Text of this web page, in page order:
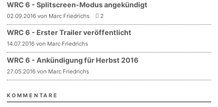
WRC 6 - Splitscreen-Modus angekündigt
02.09.2016 von Marc Friedrichs 2
WRC 6 - Erster Trailer veröffentlicht
14.07.2016 von Marc Friedrichs
WRC 6 - Ankündigung für Herbst 2016
27.05.2016 von Marc Friedrichs
KOMMENTARE